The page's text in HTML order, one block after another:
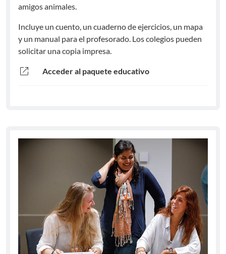
amigos animales.
Incluye un cuento, un cuaderno de ejercicios, un mapa
y un manual para el profesorado. Los colegios pueden
solicitar una copia impresa.
open_in_new Acceder al paquete educativo